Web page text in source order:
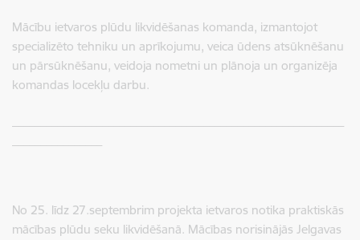
Mācību ietvaros plūdu likvidēšanas komanda, izmantojot
specializēto tehniku un aprīkojumu, veica ūdens atsūknēšanu
un pārsūknēšanu, veidoja nometni un plānoja un organizēja
komandas locekļu darbu.
No 25. līdz 27.septembrim projekta ietvaros notika praktiskās
mācības plūdu seku likvidēšanā. Mācības norisinājās Jelgavas